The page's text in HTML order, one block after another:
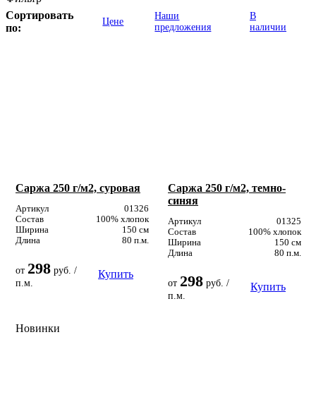
Сортировать
по:
Цене
Наши
предложения
В
наличии
Саржа 250 г/м2, суровая
Артикул
01326
Состав
100% хлопок
Ширина
150 см
Длина
80 п.м.
от 298 руб. /
п.м.
Купить
Саржа 250 г/м2, темно-
синяя
Артикул
01325
Состав
100% хлопок
Ширина
150 см
Длина
80 п.м.
от 298 руб. /
п.м.
Купить
Новинки